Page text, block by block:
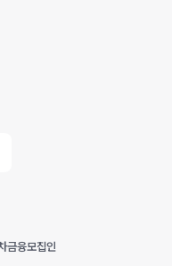
금융모집인